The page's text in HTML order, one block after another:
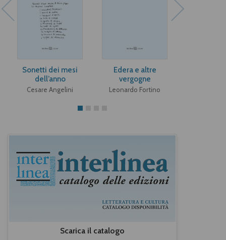
Sonetti dei mesi
dell’anno
Cesare Angelini
Edera e altre
vergogne
Leonardo Fortino
Scarica il catalogo